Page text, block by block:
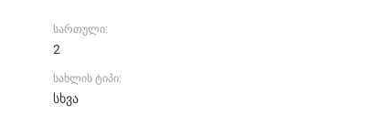
სართული:
2
სახლის ტიპი:
სხვა